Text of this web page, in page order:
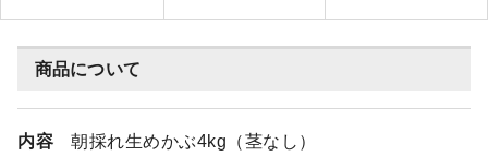
商品について
内容 朝採れ生めかぶ4kg（茎なし）